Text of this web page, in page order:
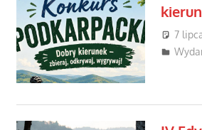
7